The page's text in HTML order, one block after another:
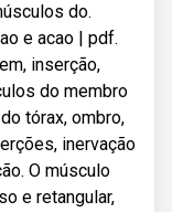
do.
e acao | pdf.
inserção,
do membro
tórax, ombro,
inervação
O músculo
e retangular,